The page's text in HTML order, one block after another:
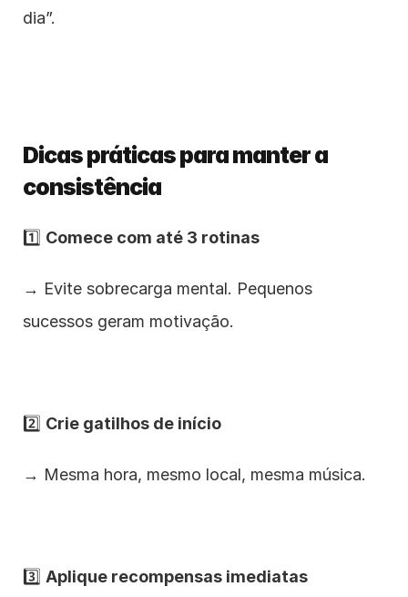
dia”.
Dicas práticas para manter a
consistência
1️⃣ Comece com até 3 rotinas
→ Evite sobrecarga mental. Pequenos
sucessos geram motivação.
2️⃣ Crie gatilhos de início
→ Mesma hora, mesmo local, mesma música.
3️⃣ Aplique recompensas imediatas